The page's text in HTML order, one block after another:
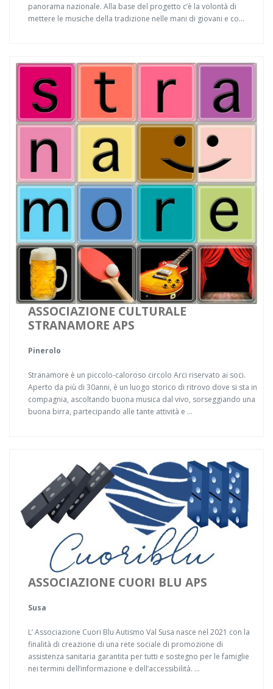
panorama nazionale. Alla base del progetto c’è la volontà di
mettere le musiche della tradizione nelle mani di giovani e co...
ASSOCIAZIONE CULTURALE
STRANAMORE APS
Pinerolo
Stranamore è un piccolo-caloroso circolo Arci riservato ai soci.
Aperto da più di 30anni, è un luogo storico di ritrovo dove si sta in
compagnia, ascoltando buona musica dal vivo, sorseggiando una
buona birra, partecipando alle tante attività e ...
ASSOCIAZIONE CUORI BLU APS
Susa
L’ Associazione Cuori Blu Autismo Val Susa nasce nel 2021 con la
finalità di creazione di una rete sociale di promozione di
assistenza sanitaria garantita per tutti e sostegno per le famiglie
nei termini dell’informazione e dell’accessibilità. ...